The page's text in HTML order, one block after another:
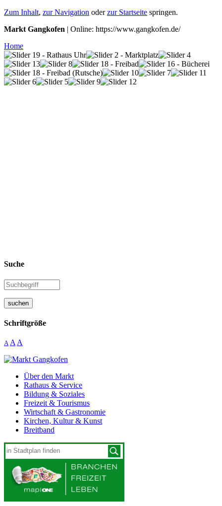
Zum Inhalt, zur Navigation oderzur Startseite springen.
Markt Gangkofen | Online: https://www.gangkofen.de/
Home
Suche
suchen
Schriftgröße
A A A
Über den Markt
Rathaus & Service
Bildung & Soziales
Freizeit & Tourismus
Wirtschaft & Gastronomie
Kirchen, Kultur & Kunst
Breitband